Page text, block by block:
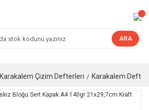
ARA
Karakalem Çizim Defterleri Karakalem Defteri